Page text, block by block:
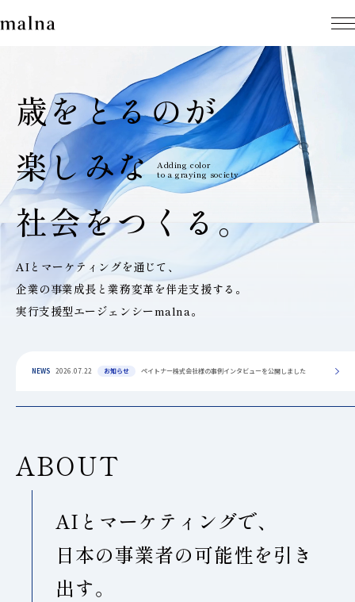
歳をとるのが
楽しみな
社会をつくる。
Adding color
to a graying society
AIとマーケティングを通じて、
企業の事業成長と業務変革を伴走支援する。
実行支援型エージェンシーmalna。
NEWS 2026.07.22 お知らせ ペイトナー株式会社様の事例インタビューを公開しました
ABOUT
AIとマーケティングで、
日本の事業者の可能性を引き
出す。